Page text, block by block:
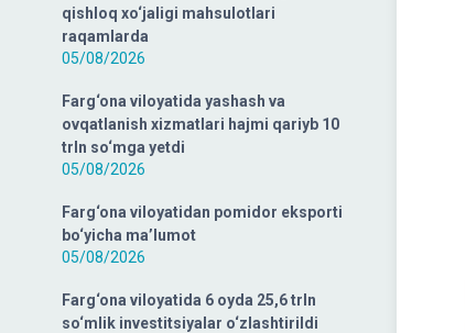
qishloq xo‘jaligi mahsulotlari
raqamlarda
05/08/2026
Farg‘ona viloyatida yashash va
ovqatlanish xizmatlari hajmi qariyb 10
trln so‘mga yetdi
05/08/2026
Farg‘ona viloyatidan pomidor eksporti
bo‘yicha ma’lumot
05/08/2026
Farg‘ona viloyatida 6 oyda 25,6 trln
so‘mlik investitsiyalar o‘zlashtirildi